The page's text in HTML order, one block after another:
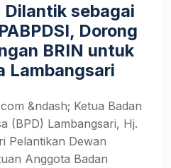
sebagai
Dorong
BRIN untuk
Lambangsari
&ndash; Ketua Badan
(BPD) Lambangsari, Hj.
Pelantikan Dewan
Anggota Badan